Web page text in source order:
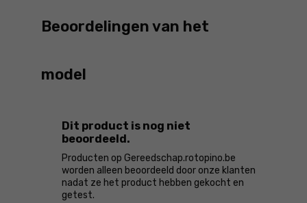
Beoordelingen van het
model
Dit product is nog niet
beoordeeld.
Producten op Gereedschap.rotopino.be
worden alleen beoordeeld door onze klanten
nadat ze het product hebben gekocht en
getest.